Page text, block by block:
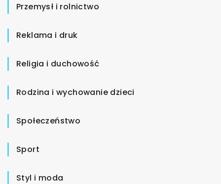
Przemysł i rolnictwo
Reklama i druk
Religia i duchowość
Rodzina i wychowanie dzieci
Społeczeństwo
Sport
Styl i moda